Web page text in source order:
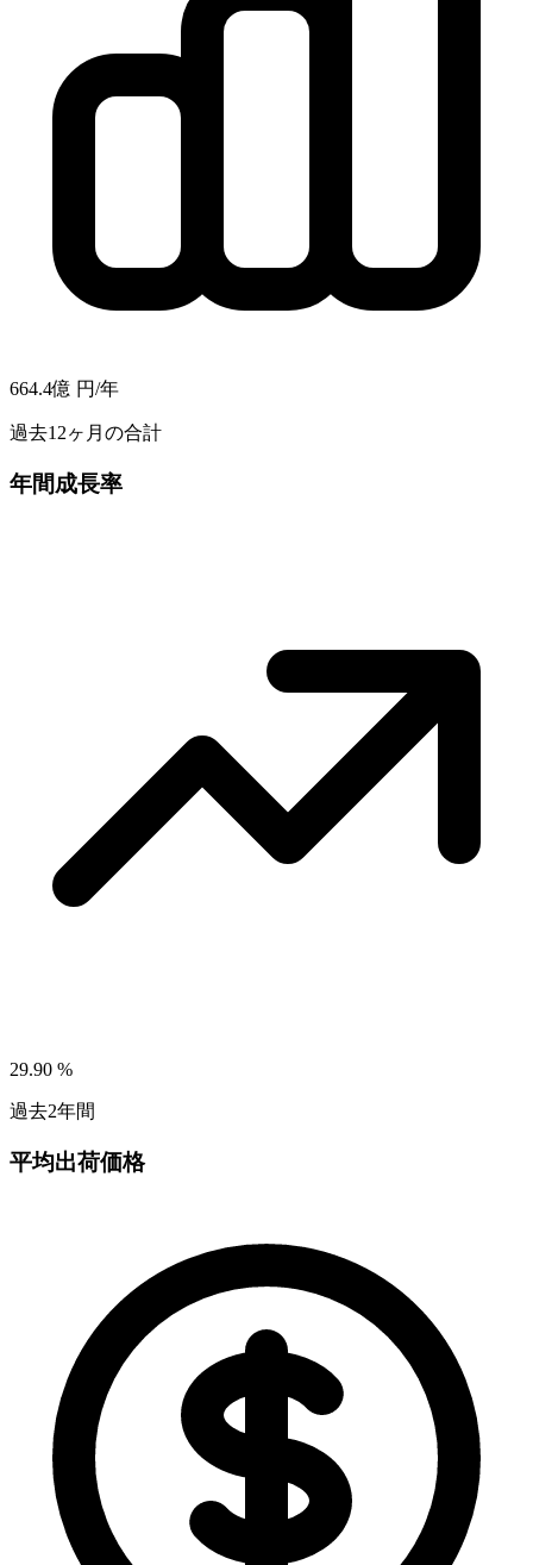
664.4億 円/年
過去12ヶ月の合計
年間成長率
29.90 %
過去2年間
平均出荷価格